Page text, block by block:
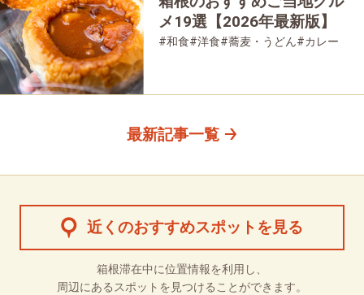
メ19選【2026年最新版】
#和食#洋食#蕎麦・うどん#カレー
最新記事一覧
近くのおすすめスポットを見る
箱根滞在中に位置情報を利用し、
周辺にあるスポットを見つけることができます。